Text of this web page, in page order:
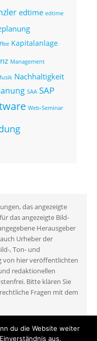
edtime edtime
Kapitalanlage
Management
Nachhaltigkeit
SAA SAP
Web-Seminar
das angezeigte
das angezeigte Bild-
Herausgeber
Urheber der
, Ton- und
von hier veröffentlichten
redaktionellen
Bitte klären Sie
Fragen mit dem
du die Website weiter
aus.